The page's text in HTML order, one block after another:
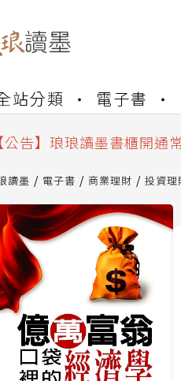
站分類 電子書
公告】琅琅讀墨數位閱讀
【公告】琅琅讀墨 3 分鐘完
公告】琅琅讀墨數位閱讀
讀墨 電子書 商業理財 投資理